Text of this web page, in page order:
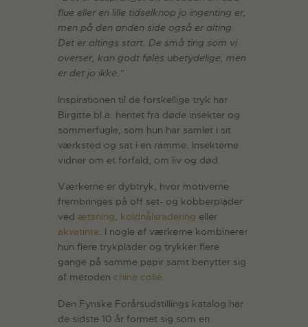
flue eller en lille tidselknop jo ingenting er,
men på den anden side også er alting.
Det er altings start. De små ting som vi
overser, kan godt føles ubetydelige, men
er det jo ikke.”
Inspirationen til de forskellige tryk har
Birgitte bl.a. hentet fra døde insekter og
sommerfugle, som hun har samlet i sit
værksted og sat i en ramme. Insekterne
vidner om et forfald, om liv og død.
Værkerne er dybtryk, hvor motiverne
frembringes på off set- og kobberplader
ved ætsning, koldnålsradering eller
akvatinte. I nogle af værkerne kombinerer
hun flere trykplader og trykker flere
gange på samme papir samt benytter sig
af metoden chine collé.
Den Fynske Forårsudstillings katalog har
de sidste 10 år formet sig som en